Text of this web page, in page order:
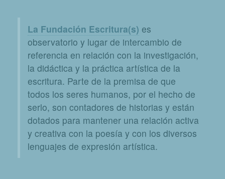
La Fundación Escritura(s) es
observatorio y lugar de intercambio de
referencia en relación con la investigación,
la didáctica y la práctica artística de la
escritura. Parte de la premisa de que
todos los seres humanos, por el hecho de
serlo, son contadores de historias y están
dotados para mantener una relación activa
y creativa con la poesía y con los diversos
lenguajes de expresión artística.